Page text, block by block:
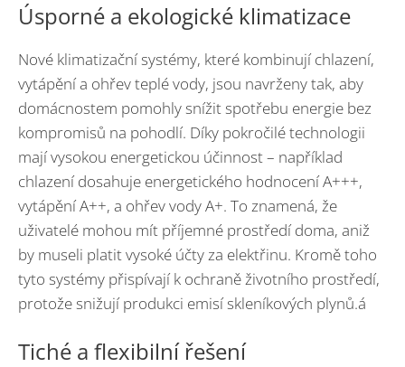
Úsporné a ekologické klimatizace
Nové klimatizační systémy, které kombinují chlazení,
vytápění a ohřev teplé vody, jsou navrženy tak, aby
domácnostem pomohly snížit spotřebu energie bez
kompromisů na pohodlí. Díky pokročilé technologii
mají vysokou energetickou účinnost – například
chlazení dosahuje energetického hodnocení A+++,
vytápění A++, a ohřev vody A+. To znamená, že
uživatelé mohou mít příjemné prostředí doma, aniž
by museli platit vysoké účty za elektřinu. Kromě toho
tyto systémy přispívají k ochraně životního prostředí,
protože snižují produkci emisí skleníkových plynů.á
Tiché a flexibilní řešení